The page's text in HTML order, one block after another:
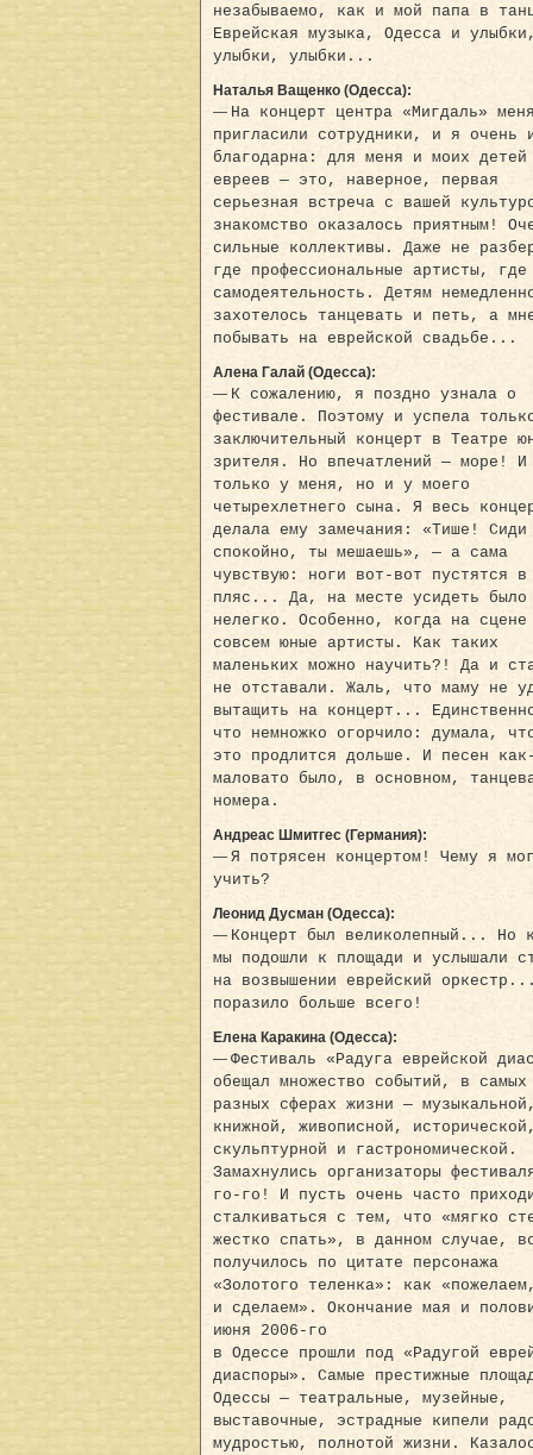
незабываемо, как и мой папа в
Еврейская музыка, Одесса и
улыбки, улыбки...
Наталья Ващенко (Одесса):
— На концерт центра «Мигдаль»
пригласили сотрудники, и я очень
благодарна: для меня и моих
евреев — это, наверное, первая
серьезная встреча с вашей
знакомство оказалось приятным!
сильные коллективы. Даже не
где профессиональные артисты,
самодеятельность. Детям
захотелось танцевать и петь, а
побывать на еврейской свадьбе...
Алена Галай (Одесса):
— К сожалению, я поздно узнала о
фестивале. Поэтому и успела
заключительный концерт в Театре
зрителя. Но впечатлений — море! И
только у меня, но и у моего
четырехлетнего сына. Я весь
делала ему замечания: «Тише! Сиди
спокойно, ты мешаешь», — а сама
чувствую: ноги вот-вот пустятся в
пляс... Да, на месте усидеть было
нелегко. Особенно, когда на
совсем юные артисты. Как таких
маленьких можно научить?! Да и
не отставали. Жаль, что маму не
вытащить на концерт...
что немножко огорчило: думала,
это продлится дольше. И песен
маловато было, в основном,
номера.
Андреас Шмитгес (Германия):
— Я потрясен концертом! Чему я
учить?
Леонид Дусман (Одесса):
— Концерт был великолепный... Но
мы подошли к площади и услышали
на возвышении еврейский
поразило больше всего!
Елена Каракина (Одесса):
— Фестиваль «Радуга еврейской
обещал множество событий, в самых
разных сферах жизни —
книжной, живописной,
скульптурной и гастрономической.
Замахнулись организаторы
го-го! И пусть очень часто
сталкиваться с тем, что «мягко
жестко спать», в данном случае,
получилось по цитате персонажа
«Золотого теленка»: как
и сделаем». Окончание мая и
июня 2006-го
в Одессе прошли под «Радугой
диаспоры». Самые престижные
Одессы — театральные, музейные,
выставочные, эстрадные кипели
мудростью, полнотой жизни.